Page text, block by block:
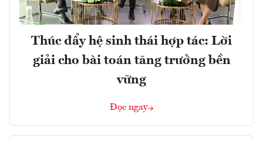
Thúc đẩy hệ sinh thái hợp tác: Lời
giải cho bài toán tăng trưởng bền
vững
Đọc ngay